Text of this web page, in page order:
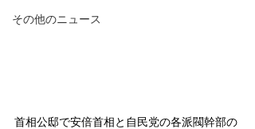
その他のニュース
首相公邸で安倍首相と自民党の各派閥幹部の